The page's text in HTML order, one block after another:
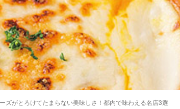
ズがとろけてたまらない美味しさ！都内で味わえる名店3選